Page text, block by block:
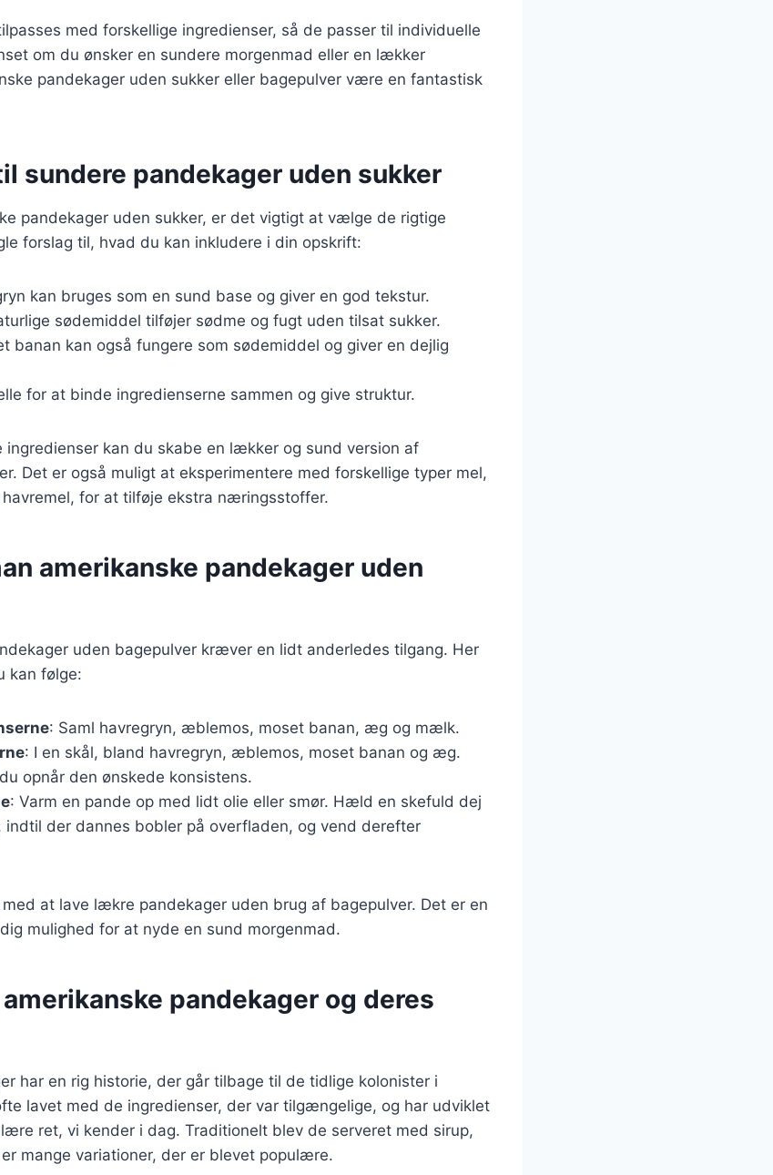
med forskellige ingredienser, så de passer til individuelle
om du ønsker en sundere morgenmad eller en lækker
pandekager uden sukker eller bagepulver være en fantastisk
sundere pandekager uden sukker
pandekager uden sukker, er det vigtigt at vælge de rigtige
forslag til, hvad du kan inkludere i din opskrift:
kan bruges som en sund base og giver en god tekstur.
sødemiddel tilføjer sødme og fugt uden tilsat sukker.
banan kan også fungere som sødemiddel og giver en dejlig
for at binde ingredienserne sammen og give struktur.
ingredienser kan du skabe en lækker og sund version af
Det er også muligt at eksperimentere med forskellige typer mel,
for at tilføje ekstra næringsstoffer.
amerikanske pandekager uden
uden bagepulver kræver en lidt anderledes tilgang. Her
kan følge:
: Saml havregryn, æblemos, moset banan, æg og mælk.
: I en skål, bland havregryn, æblemos, moset banan og æg.
opnår den ønskede konsistens.
: Varm en pande op med lidt olie eller smør. Hæld en skefuld dej
indtil der dannes bobler på overfladen, og vend derefter
at lave lækre pandekager uden brug af bagepulver. Det er en
mulighed for at nyde en sund morgenmad.
pandekager og deres
har en rig historie, der går tilbage til de tidlige kolonister i
lavet med de ingredienser, der var tilgængelige, og har udviklet
ret, vi kender i dag. Traditionelt blev de serveret med sirup,
mange variationer, der er blevet populære.